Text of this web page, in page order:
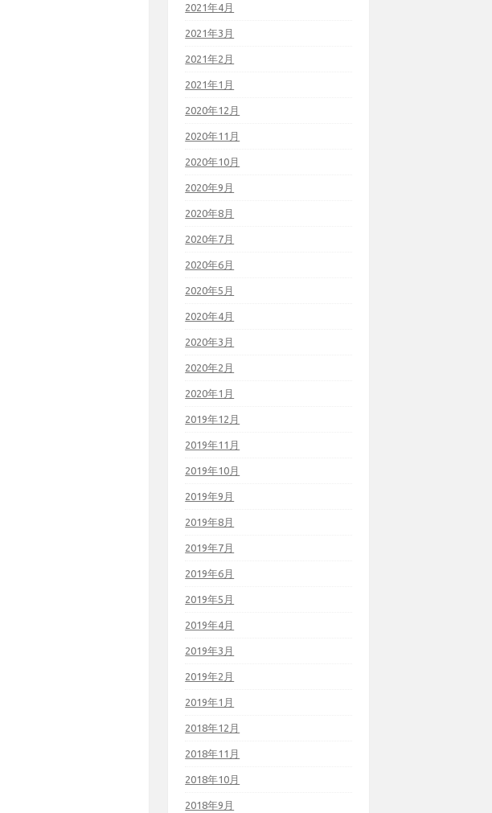
2021年4月
2021年3月
2021年2月
2021年1月
2020年12月
2020年11月
2020年10月
2020年9月
2020年8月
2020年7月
2020年6月
2020年5月
2020年4月
2020年3月
2020年2月
2020年1月
2019年12月
2019年11月
2019年10月
2019年9月
2019年8月
2019年7月
2019年6月
2019年5月
2019年4月
2019年3月
2019年2月
2019年1月
2018年12月
2018年11月
2018年10月
2018年9月